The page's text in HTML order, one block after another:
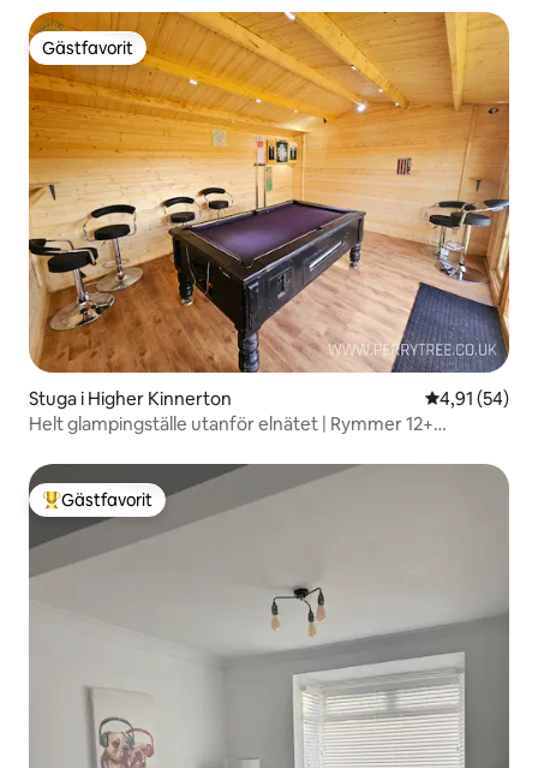
Gästfavorit
Gästfavorit
Stuga i Higher Kinnerton 4,91 av 5 i
4,91 (54)
Helt glampingställe utanför elnätet | Rymmer 12+
Populär gästfavorit
Gästfavorit